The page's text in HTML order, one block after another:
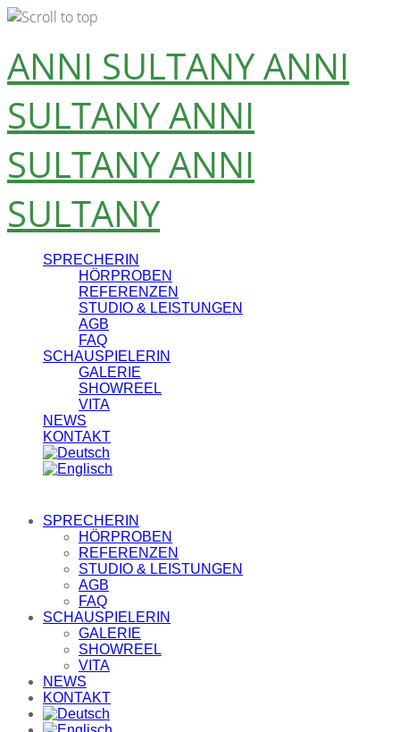
Skip
to
content
ANNI SULTANYANNI
SULTANYANNI
SULTANYANNI
SULTANY
SPRECHERIN
HÖRPROBEN
REFERENZEN
STUDIO & LEISTUNGEN
AGB
FAQ
SCHAUSPIELERIN
GALERIE
SHOWREEL
VITA
NEWS
KONTAKT
SPRECHERIN
HÖRPROBEN
REFERENZEN
STUDIO & LEISTUNGEN
AGB
FAQ
SCHAUSPIELERIN
GALERIE
SHOWREEL
VITA
NEWS
KONTAKT